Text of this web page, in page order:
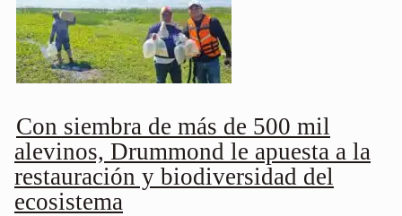
Con siembra de más de 500 mil
alevinos, Drummond le apuesta a la
restauración y biodiversidad del
ecosistema